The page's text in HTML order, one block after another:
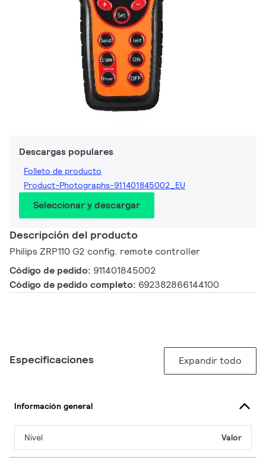
Descargas populares
Folleto de producto
Product-Photographs-911401845002_EU
Seleccionar y descargar
Descripción del producto
Philips ZRP110 G2 config. remote controller
Código de pedido: 911401845002
Código de pedido completo: 692382866144100
Especificaciones Expandir todo
Información general
Nivel Valor